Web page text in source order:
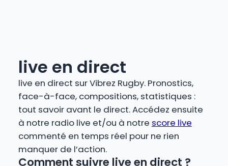
live en direct
live en direct sur Vibrez Rugby. Pronostics,
face-à-face, compositions, statistiques :
tout savoir avant le direct. Accédez ensuite
à notre radio live et/ou à notre score live
commenté en temps réel pour ne rien
manquer de l’action.
Comment suivre live en direct ?